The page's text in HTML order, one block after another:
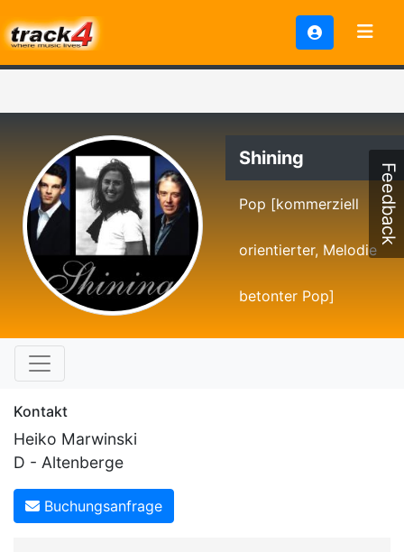
Shining
Pop [kommerziell
orientierter, Melodie
betonter Pop]
Kontakt
Heiko Marwinski
D - Altenberge
Buchungsanfrage
Feedback